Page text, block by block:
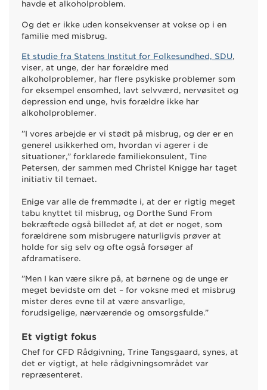
havde et alkoholproblem.
Og det er ikke uden konsekvenser at vokse op i en
familie med misbrug.
Et studie fra Statens Institut for Folkesundhed, SDU,
viser, at unge, der har forældre med
alkoholproblemer, har flere psykiske problemer som
for eksempel ensomhed, lavt selvværd, nervøsitet og
depression end unge, hvis forældre ikke har
alkoholproblemer.
”I vores arbejde er vi stødt på misbrug, og der er en
generel usikkerhed om, hvordan vi agerer i de
situationer,” forklarede familiekonsulent, Tine
Petersen, der sammen med Christel Knigge har taget
initiativ til temaet.
Enige var alle de fremmødte i, at der er rigtig meget
tabu knyttet til misbrug, og Dorthe Sund From
bekræftede også billedet af, at det er noget, som
forældrene som misbrugere naturligvis prøver at
holde for sig selv og ofte også forsøger af
afdramatisere.
”Men I kan være sikre på, at børnene og de unge er
meget bevidste om det – for voksne med et misbrug
mister deres evne til at være ansvarlige,
forudsigelige, nærværende og omsorgsfulde.”
Et vigtigt fokus
Chef for CFD Rådgivning, Trine Tangsgaard, synes, at
det er vigtigt, at hele rådgivningsområdet var
repræsenteret.